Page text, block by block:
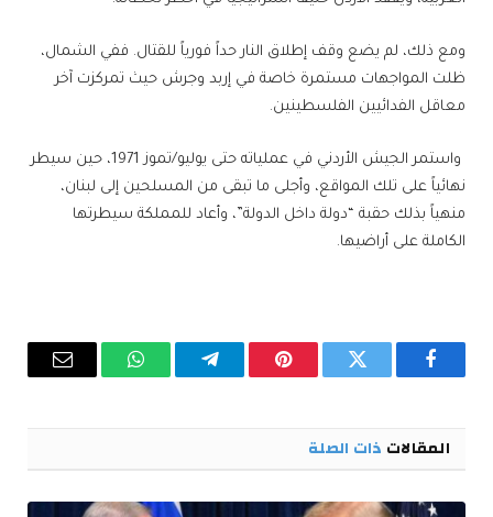
ومع ذلك، لم يضع وقف إطلاق النار حداً فورياً للقتال. ففي الشمال،
ظلت المواجهات مستمرة خاصة في إربد وجرش حيث تمركزت آخر
معاقل الفدائيين الفلسطينين.
واستمر الجيش الأردني في عملياته حتى يوليو/تموز 1971، حين سيطر
نهائياً على تلك المواقع، وأجلى ما تبقى من المسلحين إلى لبنان،
منهياً بذلك حقبة “دولة داخل الدولة”، وأعاد للمملكة سيطرتها
الكاملة على أراضيها.
فيسبوك تويتر بينتيريستتيلقرام واتساب البريد
المقالات ذات الصلة